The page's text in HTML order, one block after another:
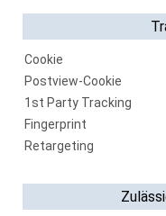
Cookie
Postview-Cookie
1st Party Tracking
Fingerprint
Retargeting